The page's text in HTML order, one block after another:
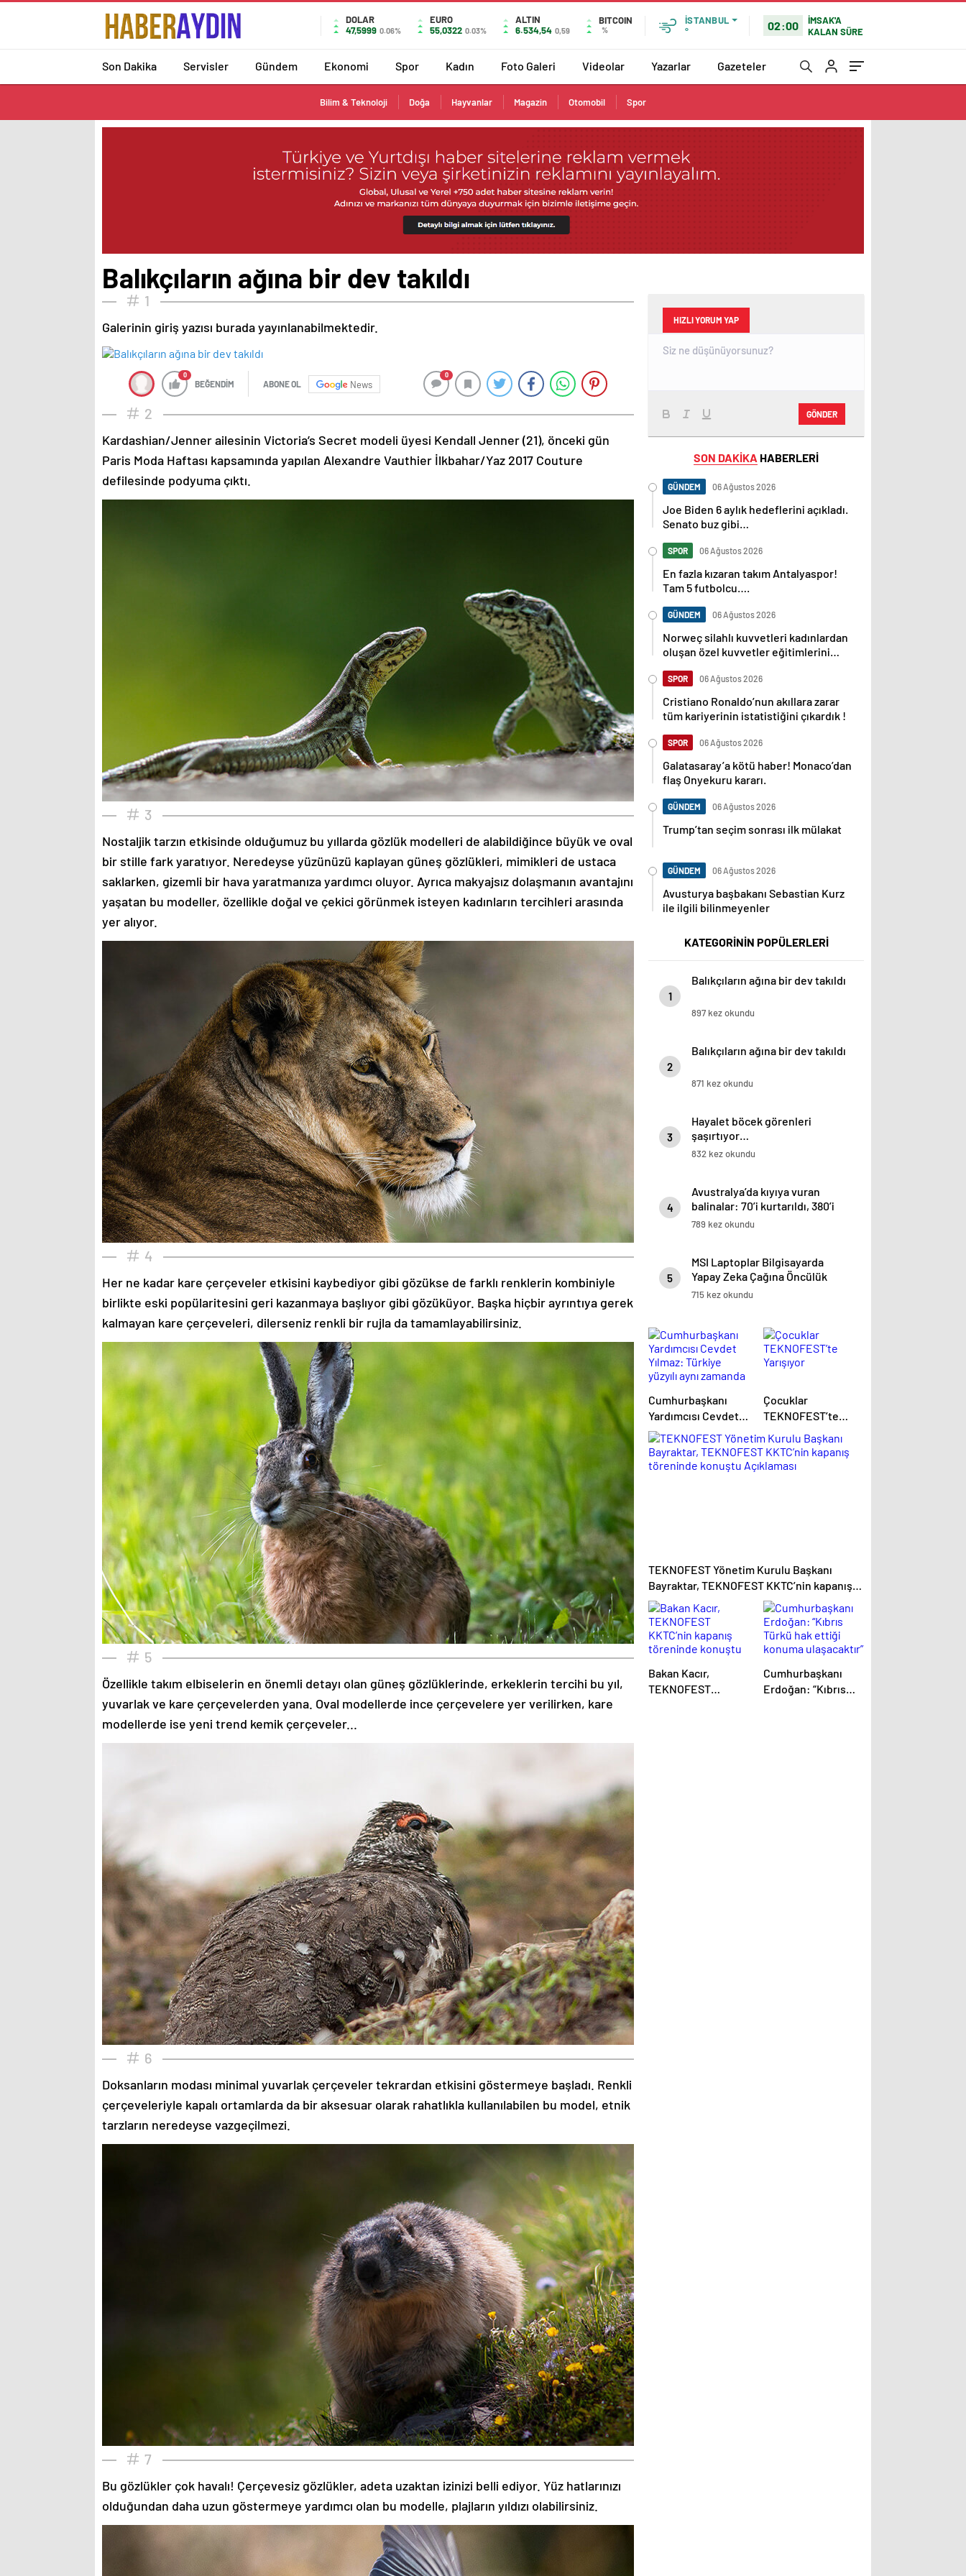
DOLAR
47,5999 0.06%
EURO
55,0322 0.03%
ALTIN
6.534,54 0,59
BITCOIN
%
İSTANBUL
°
02:00
İMSAK'A
KALAN SÜRE
Son Dakika Servisler Gündem Ekonomi Spor Kadın Foto Galeri Videolar Yazarlar Gazeteler
Bilim & Teknoloji Doğa Hayvanlar Magazin Otomobil Spor
Balıkçıların ağına bir dev takıldı
1
Galerinin giriş yazısı burada yayınlanabilmektedir.
0
BEĞENDİM ABONE OL News
0
2
Kardashian/Jenner ailesinin Victoria’s Secret modeli üyesi Kendall Jenner (21), önceki gün
Paris Moda Haftası kapsamında yapılan Alexandre Vauthier İlkbahar/Yaz 2017 Couture
defilesinde podyuma çıktı.
3
Nostaljik tarzın etkisinde olduğumuz bu yıllarda gözlük modelleri de alabildiğince büyük ve oval
bir stille fark yaratıyor. Neredeyse yüzünüzü kaplayan güneş gözlükleri, mimikleri de ustaca
saklarken, gizemli bir hava yaratmanıza yardımcı oluyor. Ayrıca makyajsız dolaşmanın avantajını
yaşatan bu modeller, özellikle doğal ve çekici görünmek isteyen kadınların tercihleri arasında
yer alıyor.
4
Her ne kadar kare çerçeveler etkisini kaybediyor gibi gözükse de farklı renklerin kombiniyle
birlikte eski popülaritesini geri kazanmaya başlıyor gibi gözüküyor. Başka hiçbir ayrıntıya gerek
kalmayan kare çerçeveleri, dilerseniz renkli bir rujla da tamamlayabilirsiniz.
5
Özellikle takım elbiselerin en önemli detayı olan güneş gözlüklerinde, erkeklerin tercihi bu yıl,
yuvarlak ve kare çerçevelerden yana. Oval modellerde ince çerçevelere yer verilirken, kare
modellerde ise yeni trend kemik çerçeveler...
6
Doksanların modası minimal yuvarlak çerçeveler tekrardan etkisini göstermeye başladı. Renkli
çerçeveleriyle kapalı ortamlarda da bir aksesuar olarak rahatlıkla kullanılabilen bu model, etnik
tarzların neredeyse vazgeçilmezi.
7
Bu gözlükler çok havalı! Çerçevesiz gözlükler, adeta uzaktan izinizi belli ediyor. Yüz hatlarınızı
olduğundan daha uzun göstermeye yardımcı olan bu modelle, plajların yıldızı olabilirsiniz.
HIZLI YORUM YAP
GÖNDER
SON DAKİKA HABERLERİ
GÜNDEM 06 Ağustos 2026
Joe Biden 6 aylık hedeflerini açıkladı.
Senato buz gibi…
SPOR 06 Ağustos 2026
En fazla kızaran takım Antalyaspor!
Tam 5 futbolcu….
GÜNDEM 06 Ağustos 2026
Norweç silahlı kuvvetleri kadınlardan
oluşan özel kuvvetler eğitimlerini
SPOR 06 Ağustos 2026
Cristiano Ronaldo’nun akıllara zarar
tüm kariyerinin istatistiğini çıkardık !
SPOR 06 Ağustos 2026
Galatasaray’a kötü haber! Monaco’dan
flaş Onyekuru kararı.
GÜNDEM 06 Ağustos 2026
Trump’tan seçim sonrası ilk mülakat
GÜNDEM 06 Ağustos 2026
Avusturya başbakanı Sebastian Kurz
ile ilgili bilinmeyenler
KATEGORİNİN POPÜLERLERİ
1
Balıkçıların ağına bir dev takıldı
897 kez okundu
2
Balıkçıların ağına bir dev takıldı
871 kez okundu
3
Hayalet böcek görenleri
şaşırtıyor…
832 kez okundu
4
Avustralya’da kıyıya vuran
balinalar: 70’i kurtarıldı, 380’i
öldü
789 kez okundu
5
MSI Laptoplar Bilgisayarda
Yapay Zeka Çağına Öncülük
Ediyor
715 kez okundu
Cumhurbaşkanı
Yardımcısı Cevdet
Yılmaz: Türkiye
yüzyılı aynı
zamanda Kuzey
Çocuklar
TEKNOFEST’te
Yarışıyor
TEKNOFEST Yönetim Kurulu Başkanı
Bayraktar, TEKNOFEST KKTC’nin kapanış
töreninde konuştu Açıklaması
Bakan Kacır,
TEKNOFEST
Cumhurbaşkanı
Erdoğan: “Kıbrıs